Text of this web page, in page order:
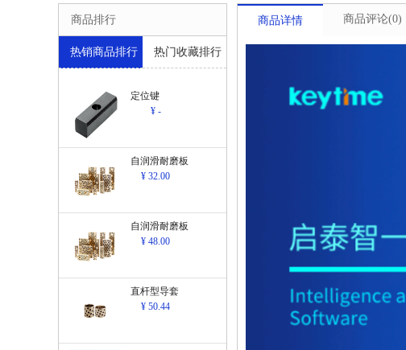
商品排行
热销商品排行 热门收藏排行
定位键
¥ -
自润滑耐磨板
¥ 32.00
自润滑耐磨板
¥ 48.00
直杆型导套
¥ 50.44
商品详情 商品评论(0)